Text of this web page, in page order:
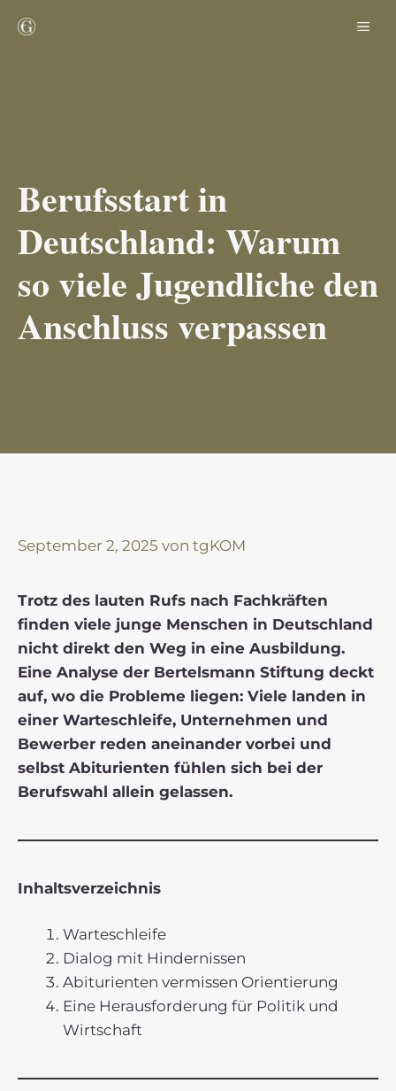
Inhalt
Berufsstart in
Deutschland: Warum
so viele Jugendliche den
Anschluss verpassen
September 2, 2025 von tgKOM
Trotz des lauten Rufs nach Fachkräften
finden viele junge Menschen in Deutschland
nicht direkt den Weg in eine Ausbildung.
Eine Analyse der Bertelsmann Stiftung deckt
auf, wo die Probleme liegen: Viele landen in
einer Warteschleife, Unternehmen und
Bewerber reden aneinander vorbei und
selbst Abiturienten fühlen sich bei der
Berufswahl allein gelassen.
Inhaltsverzeichnis
Warteschleife
Dialog mit Hindernissen
Abiturienten vermissen Orientierung
Eine Herausforderung für Politik und
Wirtschaft